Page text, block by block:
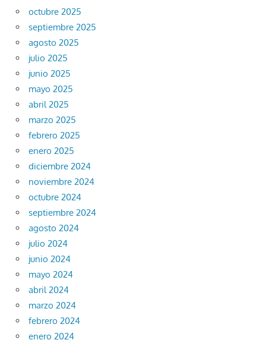
octubre 2025
septiembre 2025
agosto 2025
julio 2025
junio 2025
mayo 2025
abril 2025
marzo 2025
febrero 2025
enero 2025
diciembre 2024
noviembre 2024
octubre 2024
septiembre 2024
agosto 2024
julio 2024
junio 2024
mayo 2024
abril 2024
marzo 2024
febrero 2024
enero 2024